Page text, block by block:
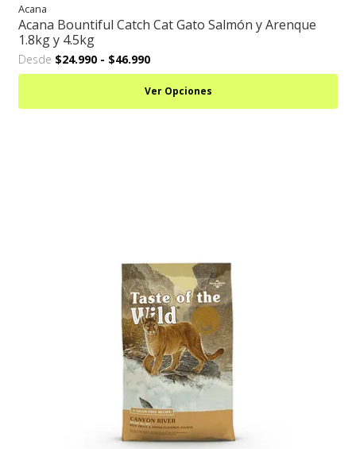
Acana
Acana Bountiful Catch Cat Gato Salmón y Arenque
1.8kg y 4.5kg
Desde $24.990 - $46.990
Ver Opciones